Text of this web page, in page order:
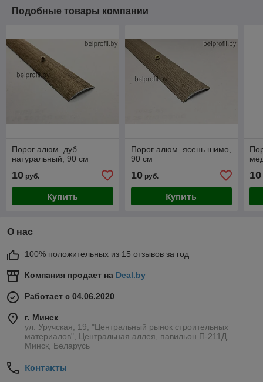
Подобные товары компании
Порог алюм. дуб
натуральный, 90 см
10 руб.
Купить
Порог алюм. ясень шимо,
90 см
10руб.
Купить
10
О нас
100% положительных из 15 отзывов за год
Компания продает на Deal.by
Работает с 04.06.2020
г. Минск
ул. Уручская, 19, "Центральный рынок строительных
материалов", Центральная аллея, павильон П-211Д,
Минск, Беларусь
Контакты